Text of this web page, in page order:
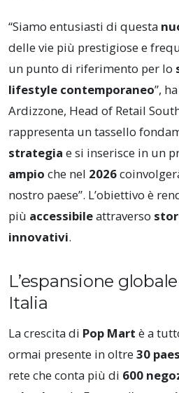
“Siamo entusiasti di questa
delle vie più prestigiose e
un punto di riferimento per lo
lifestyle contemporaneo”,
Ardizzone, Head of Retail
rappresenta un tassello
strategia e si inserisce in un
ampio che nel 2026
nostro paese”. L’obiettivo è
più accessibileattraverso
innovativi.
L’espansione
Italia
La crescita di Pop Mart è a
ormai presente in oltre30
rete che conta più di 600